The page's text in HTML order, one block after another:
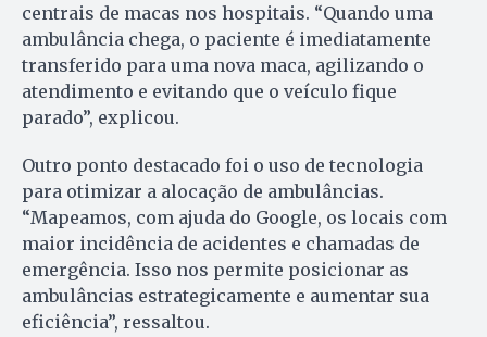
centrais de macas nos hospitais. “Quando uma
ambulância chega, o paciente é imediatamente
transferido para uma nova maca, agilizando o
atendimento e evitando que o veículo fique
parado”, explicou.
Outro ponto destacado foi o uso de tecnologia
para otimizar a alocação de ambulâncias.
“Mapeamos, com ajuda do Google, os locais com
maior incidência de acidentes e chamadas de
emergência. Isso nos permite posicionar as
ambulâncias estrategicamente e aumentar sua
eficiência”, ressaltou.